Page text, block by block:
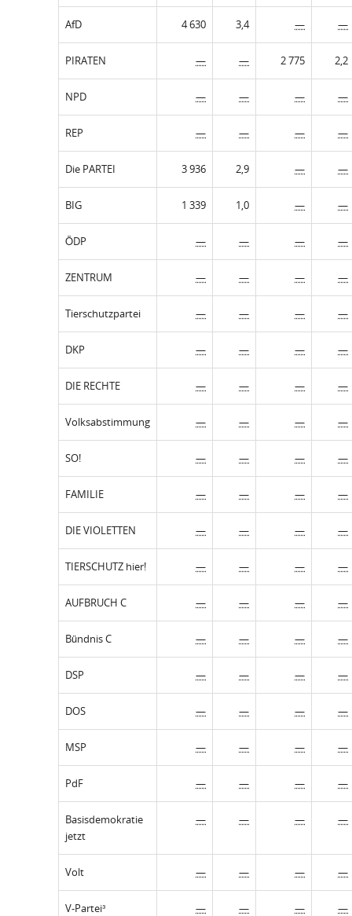
AfD 4 630 3,4 — —
PIRATEN — — 2 775 2,2
NPD — — — —
REP — — — —
Die PARTEI 3 936 2,9 — —
BIG 1 339 1,0 — —
ÖDP — — — —
ZENTRUM — — — —
Tierschutzpartei — — — —
DKP — — — —
DIE RECHTE — — — —
Volksabstimmung — — — —
SO! — — — —
FAMILIE — — — —
DIE VIOLETTEN — — — —
TIERSCHUTZ hier! — — — —
AUFBRUCH C — — — —
Bündnis C — — — —
DSP — — — —
DOS — — — —
MSP — — — —
PdF — — — —
Basisdemokratie
jetzt
— — — —
Volt — — — —
V-Partei³ — — — —